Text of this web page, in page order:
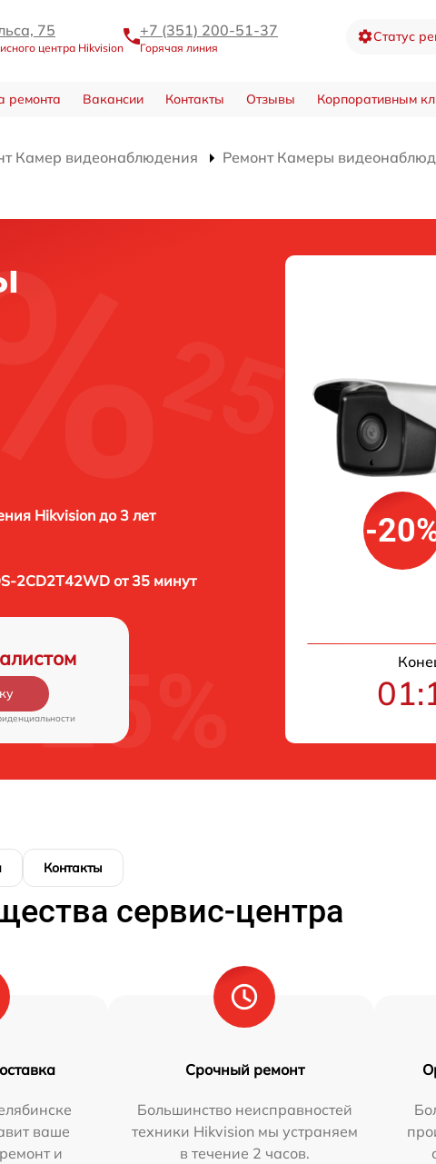
75
центра Hikvision
+7 (351) 200-51-37
Горячая линия
Статус
ремонта Вакансии Контакты Отзывы Корпоративным
Камер видеонаблюдения
Ремонт Камеры
Hikvision до 3 лет
2CD2T42WD от 35 минут
-
Контакты
сервис-центра
ваше
и
Срочный ремонт
Большинство неисправностей
техники Hikvision мы устраняем
в течение 2 часов.